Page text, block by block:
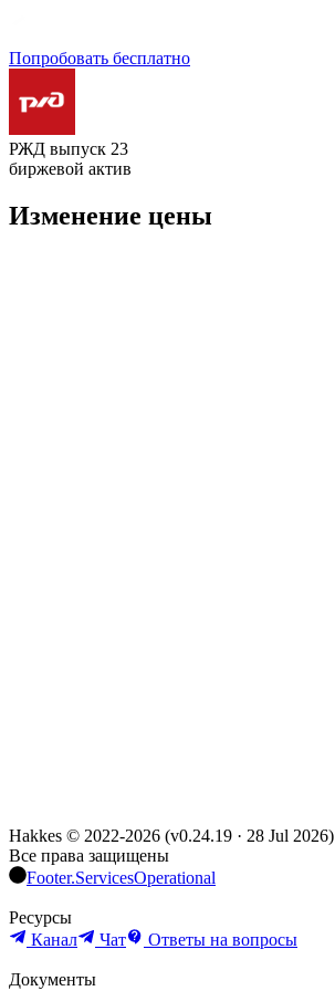
Попробовать бесплатно
РЖД выпуск 23
биржевой актив
Изменение цены
Hakkes © 2022-2026 (v0.24.19 · 28 Jul 2026)
Все права защищены
Footer.ServicesOperational
Ресурсы
Канал
Чат Ответы на вопросы
Документы